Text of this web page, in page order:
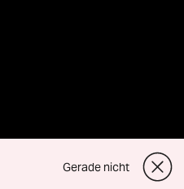
Gerade nicht